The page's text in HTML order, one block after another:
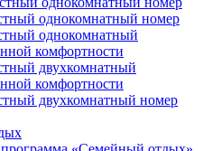
однокомнатный номер
однокомнатный
комфортности
двухкомнатный
комфортности
двухкомнатный номер